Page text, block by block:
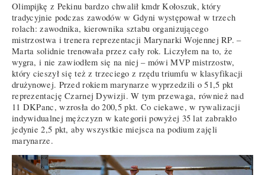
Olimpijkę z Pekinu bardzo chwalił kmdr Kołoszuk, który
tradycyjnie podczas zawodów w Gdyni występował w trzech
rolach: zawodnika, kierownika sztabu organizującego
mistrzostwa i trenera reprezentacji Marynarki Wojennej RP. –
Marta solidnie trenowała przez cały rok. Liczyłem na to, że
wygra, i nie zawiodłem się na niej – mówi MVP mistrzostw,
który cieszył się też z trzeciego z rzędu triumfu w klasyfikacji
drużynowej. Przed rokiem marynarze wyprzedzili o 51,5 pkt
reprezentację Czarnej Dywizji. W tym przewaga, również nad
11 DKPanc, wzrosła do 200,5 pkt. Co ciekawe, w rywalizacji
indywidualnej mężczyzn w kategorii powyżej 35 lat zabrakło
jedynie 2,5 pkt, aby wszystkie miejsca na podium zajęli
marynarze.